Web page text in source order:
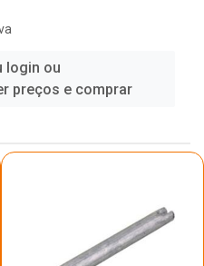
login ou
preços e comprar